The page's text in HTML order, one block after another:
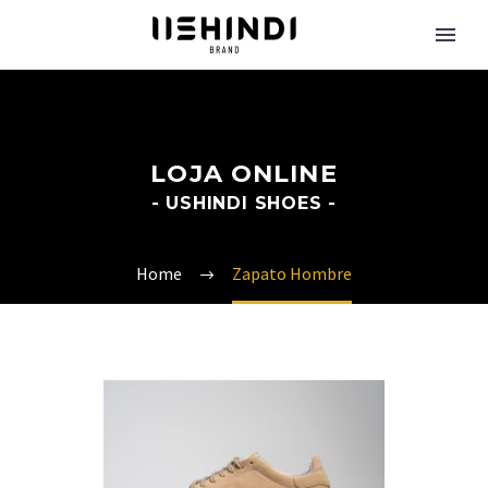
LOJA ONLINE
- USHINDI SHOES -
Home Zapato Hombre